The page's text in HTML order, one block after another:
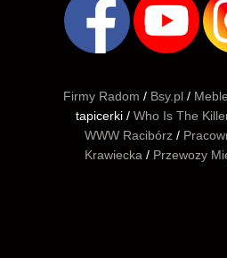
Firmy Radom / Bsy.pl/
tapicerki / Who Is The
WWW Racibórz/
Krawiecka / Przewozy